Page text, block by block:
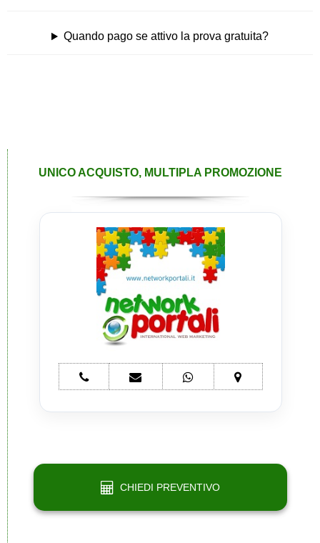
Quando pago se attivo la prova gratuita?
UNICO ACQUISTO, MULTIPLA PROMOZIONE
telefono
Network
e-
mail
whatsapp
Network
mappa
Network
CHIEDI PREVENTIVO